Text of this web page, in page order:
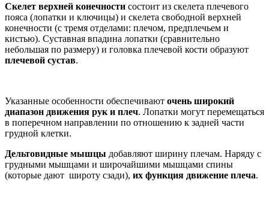
Скелет верхней конечности состоит из скелета плечевого
пояса (лопатки и ключицы) и скелета свободной верхней
конечности (с тремя отделами: плечом, предплечьем и
кистью). Суставная впадина лопатки (сравнительно
небольшая по размеру) и головка плечевой кости образуют
плечевой сустав.
Указанные особенности обеспечивают очень широкий
диапазон движения рук и плеч. Лопатки могут перемещаться
в поперечном направлении по отношению к задней части
грудной клетки.
Дельтовидные мышцы добавляют ширину плечам. Наряду с
грудными мышцами и широчайшими мышцами спины
(которые дают широту сзади), их функция движение плеча.